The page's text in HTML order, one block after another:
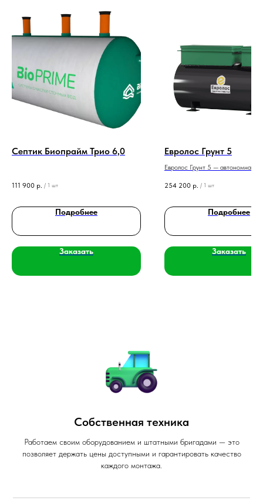
Септик Биопрайм Трио 6,0
111 900 р. / 1 шт
Подробнее
Заказать
Евролос Грунт 5
Евролос Грунт 5 — автономная
высокого УГВ, глубокая
254 200 р. / 1 шт
Подробнее
Заказать
Собственная техника
Работаем своим оборудованием и штатными бригадами — это
позволяет держать цены доступными и гарантировать качество
каждого монтажа.